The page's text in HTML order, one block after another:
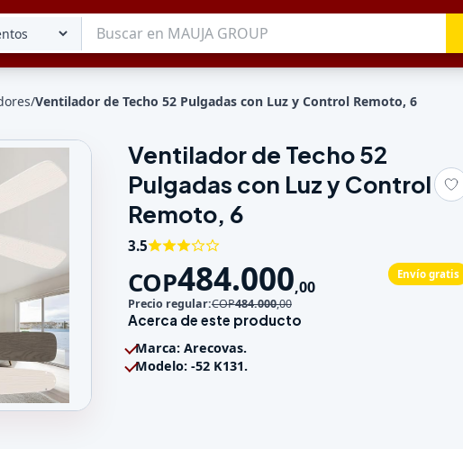
Tu lista
Favoritos
Guardados para después
/Ventilador de Techo 52 Pulgadas con Luz y Control Remoto, 6
Ventilador de Techo 52
Pulgadas con Luz y Control
Remoto, 6
3.5
COP484.000,00
Envío gratis
Precio regular:COP484.000,00
Acerca de este producto
Marca: Arecovas.
Modelo: -52 K131.